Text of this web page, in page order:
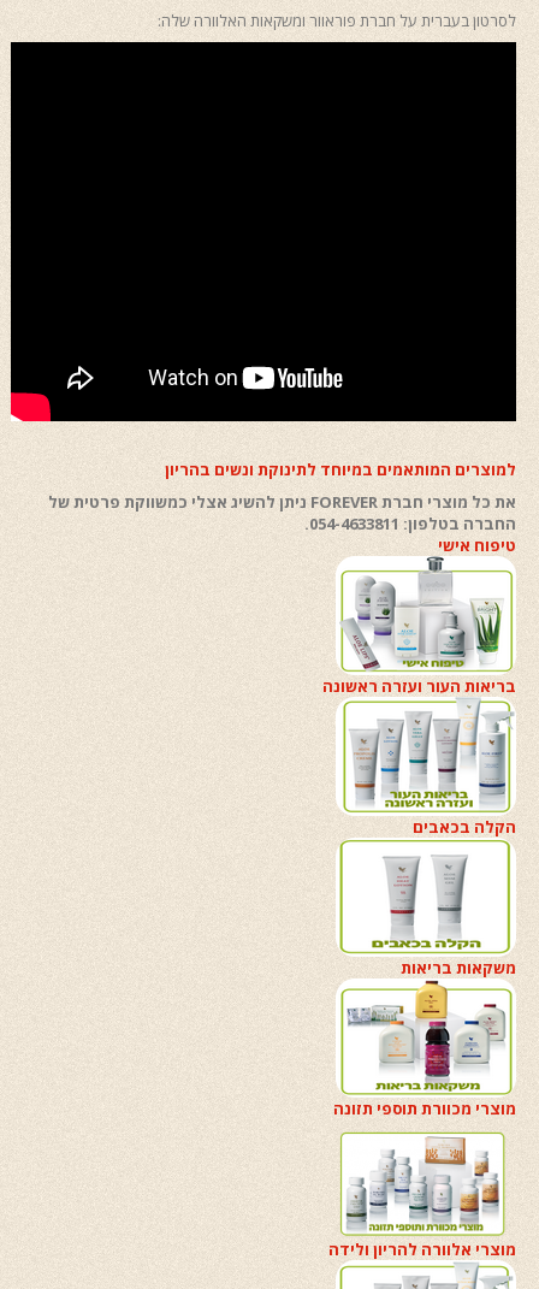
לסרטון בעברית על חברת פוראוור ומשקאות האלוורה שלה:
למוצרים המותאמים במיוחד לתינוקת ונשים בהריון
את כל מוצרי חברת FOREVER ניתן להשיג אצלי כמשווקת פרטית של
החברה בטלפון: 054-4633811.
טיפוח אישי
בריאות העור ועזרה ראשונה
הקלה בכאבים
משקאות בריאות
מוצרי מכוורת תוספי תזונה
מוצרי אלוורה להריון ולידה